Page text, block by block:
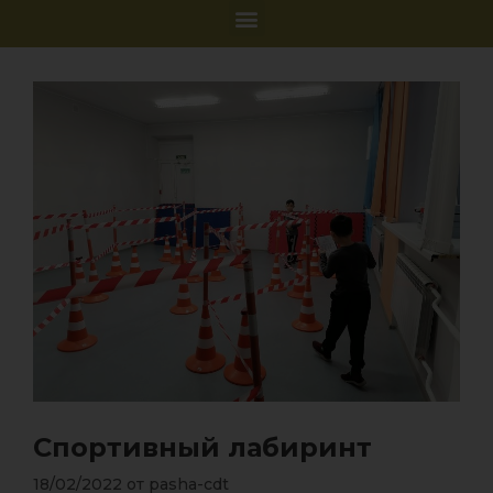
Спортивный лабиринт
18/02/2022 от pasha-cdt